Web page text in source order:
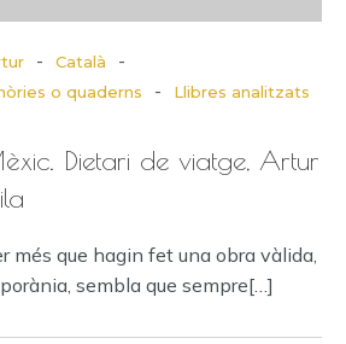
- Català -
o quaderns -
Llibres analitzats
Dietari de viatge, Artur
més que hagin fet una obra vàlida,
sembla que sempre[…]